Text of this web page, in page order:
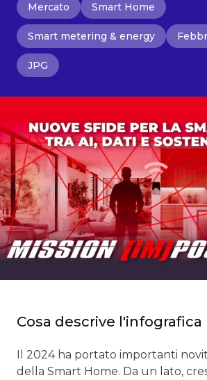
Mercato Smart Home
Smart metering & energy
JPG
Cosa descrive l'infografica
Il 2024 ha portato importanti
della Smart Home. Da un lato,